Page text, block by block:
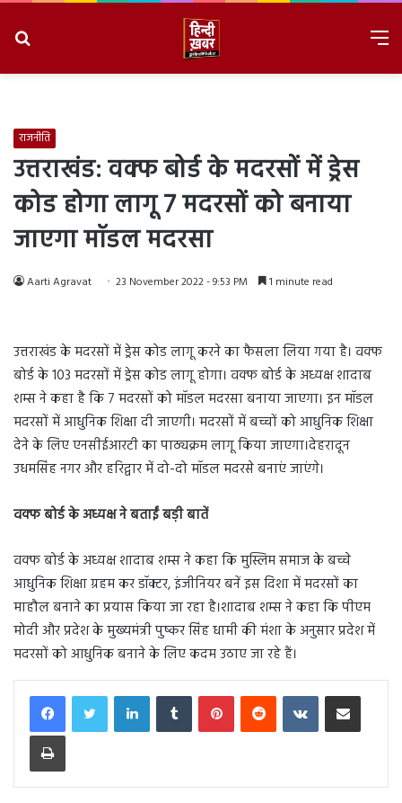
राजनीति
उत्तराखंड: वक्फ बोर्ड के मदरसों में ड्रेस
कोड होगा लागू 7 मदरसों को बनाया
जाएगा मॉडल मदरसा
Aarti Agravat 23 November 2022 - 9:53 PM 1 minute read
उत्तराखंड के मदरसों में ड्रेस कोड लागू करने का फैसला लिया गया है। वक्फ
बोर्ड के 103 मदरसों में ड्रेस कोड लागू होगा। वक्फ बोर्ड के अध्यक्ष शादाब
शम्स ने कहा है कि 7 मदरसों को मॉडल मदरसा बनाया जाएगा। इन मॉडल
मदरसों में आधुनिक शिक्षा दी जाएगी। मदरसों में बच्चों को आधुनिक शिक्षा
देने के लिए एनसीईआरटी का पाठ्यक्रम लागू किया जाएगा।देहरादून
उधमसिंह नगर और हरिद्वार में दो-दो मॉडल मदरसे बनाएं जाएंगे।
वक्फ बोर्ड के अध्यक्ष ने बताईं बड़ी बातें
वक्फ बोर्ड के अध्यक्ष शादाब शम्स ने कहा कि मुस्लिम समाज के बच्चे
आधुनिक शिक्षा ग्रहम कर डॉक्टर, इंजीनियर बनें इस दिशा में मदरसों का
माहौल बनाने का प्रयास किया जा रहा है।शादाब शम्स ने कहा कि पीएम
मोदी और प्रदेश के मुख्यमंत्री पुष्कर सिंह धामी की मंशा के अनुसार प्रदेश में
मदरसों को आधुनिक बनाने के लिए कदम उठाए जा रहे हैं।
LinkedInTumblr PinterestReddit VKontakteShare via Email
Print